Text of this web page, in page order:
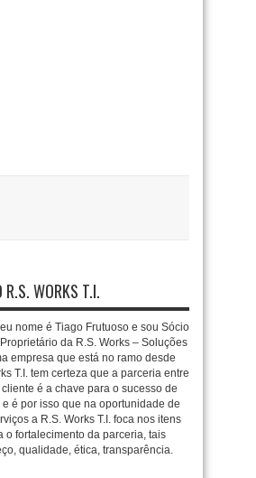
WORKS T.I.
nome é Tiago Frutuoso e sou Sócio
da R.S. Works – Soluções
empresa que está no ramo desde
T.I. tem certeza que a parceria entre
é a chave para o sucesso de
é por isso que na oportunidade de
a R.S. Works T.I. foca nos itens
o fortalecimento da parceria, tais
qualidade, ética, transparência.